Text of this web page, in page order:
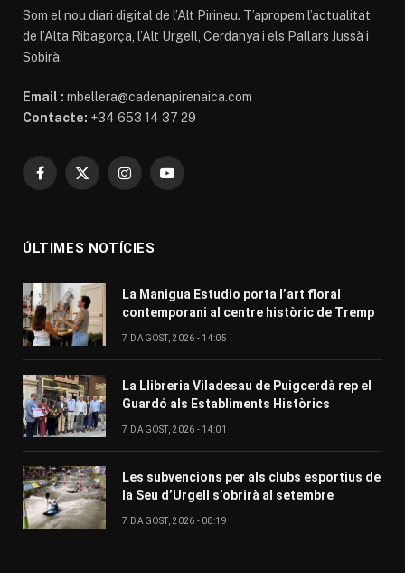
Som el nou diari digital de l’Alt Pirineu. T’apropem l’actualitat
de l’Alta Ribagorça, l’Alt Urgell, Cerdanya i els Pallars Jussà i
Sobirà.
Email : mbellera@cadenapirenaica.com
Contacte: +34 653 14 37 29
Facebook
X
InstagramYouTube
ÚLTIMES NOTÍCIES
La Manigua Estudio porta l’art floral
contemporani al centre històric de Tremp
7 D'AGOST, 2026 - 14:05
La Llibreria Viladesau de Puigcerdà rep el
Guardó als Establiments Històrics
7 D'AGOST, 2026 - 14:01
Les subvencions per als clubs esportius de
la Seu d’Urgell s’obrirà al setembre
7 D'AGOST, 2026 - 08:19